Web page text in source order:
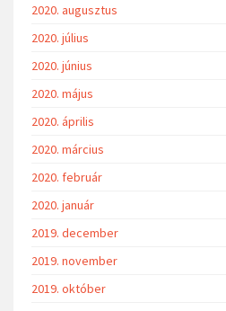
2020. augusztus
2020. július
2020. június
2020. május
2020. április
2020. március
2020. február
2020. január
2019. december
2019. november
2019. október